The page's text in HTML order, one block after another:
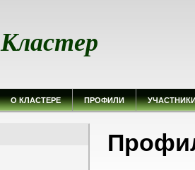
Кластер
О КЛАСТЕРЕ ПРОФИЛИ
Вы здесь